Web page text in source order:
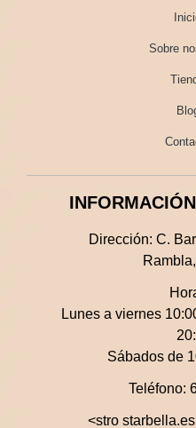
Sobre
Dirección: C.
Lunes a viernes
Sábados de
Teléfono:
<stro